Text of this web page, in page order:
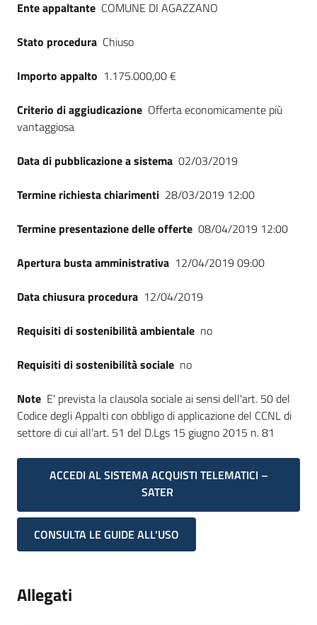
site
Seguici
su
Ente appaltante COMUNE DI AGAZZANO
Stato procedura Chiuso
Importo appalto 1.175.000,00 €
Criterio di aggiudicazione Offerta economicamente più
vantaggiosa
Data di pubblicazione a sistema 02/03/2019
Termine richiesta chiarimenti 28/03/2019 12:00
Termine presentazione delle offerte 08/04/2019 12:00
Apertura busta amministrativa 12/04/2019 09:00
Data chiusura procedura 12/04/2019
Requisiti di sostenibilità ambientale no
Requisiti di sostenibilità sociale no
Note E' prevista la clausola sociale ai sensi dell'art. 50 del
Codice degli Appalti con obbligo di applicazione del CCNL di
settore di cui all'art. 51 del D.Lgs 15 giugno 2015 n. 81
ACCEDI AL SISTEMA ACQUISTI TELEMATICI –
SATER
CONSULTA LE GUIDE ALL'USO
Allegati